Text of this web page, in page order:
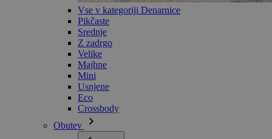
Vse v kategoriji Denarnice
Pikčaste
Srednje
Z zadrgo
Velike
Majhne
Mini
Usnjene
Eco
Crossbody
Obutev